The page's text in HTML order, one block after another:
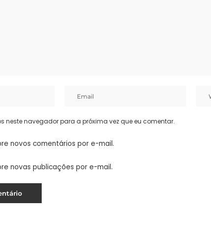
neste navegador para a próxima vez que eu comentar.
novos comentários por e-mail.
novas publicações por e-mail.